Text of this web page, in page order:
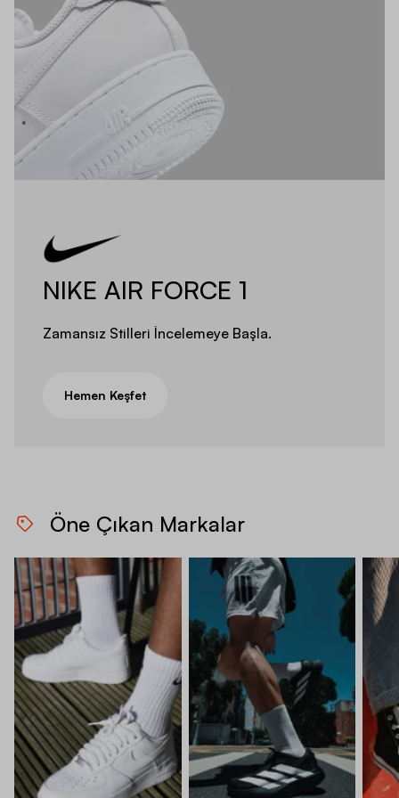
NIKE AIR FORCE 1
Zamansız Stilleri İncelemeye Başla.
Hemen Keşfet
Öne Çıkan Markalar